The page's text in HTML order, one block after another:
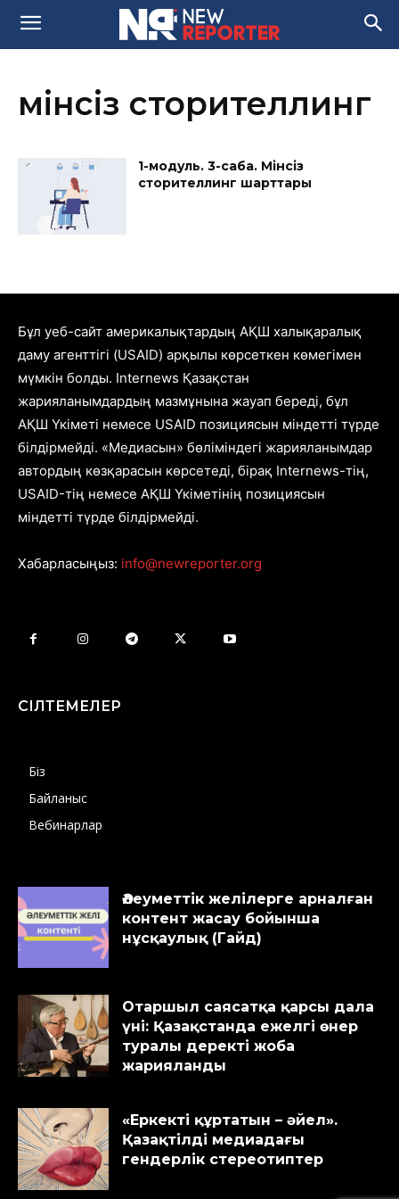
мінсіз сторителлинг
1-модуль. 3-сабақ. Мінсіз
сторителлинг шарттары
Бұл уеб-сайт америкалықтардың АҚШ халықаралық
даму агенттігі (USAID) арқылы көрсеткен көмегімен
мүмкін болды. Internews Қазақстан
жарияланымдардың мазмұнына жауап береді, бұл
АҚШ Үкіметі немесе USAID позициясын міндетті түрде
білдірмейді. «Медиасын» бөліміндегі жарияланымдар
автордың көзқарасын көрсетеді, бірақ Internews-тің,
USAID-тің немесе АҚШ Үкіметінің позициясын
міндетті түрде білдірмейді.
Хабарласыңыз: info@newreporter.org
СІЛТЕМЕЛЕР
Біз
Байланыс
Вебинарлар
Әлеуметтік желілерге арналған
контент жасау бойынша
нұсқаулық (Гайд)
Отаршыл саясатқа қарсы дала
үні: Қазақстанда ежелгі өнер
туралы деректі жоба
жарияланды
«Еркекті құртатын – әйел».
Қазақтілді медиадағы
гендерлік стереотиптер